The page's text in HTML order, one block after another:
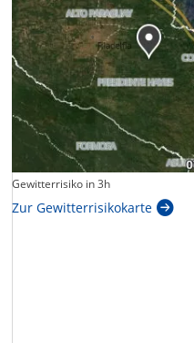
Gewitterrisiko in 3h
Zur Gewitterrisikokarte